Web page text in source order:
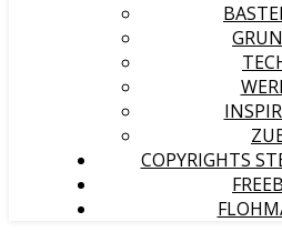
COPYRIGHTS